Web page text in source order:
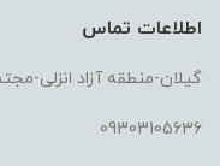
اطلاعات تماس
گیلان-منطقه آزاد انزلی-
09303105636